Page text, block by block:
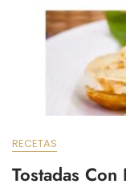
RECETAS
Tostadas